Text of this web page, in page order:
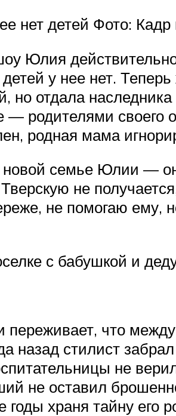
нет детей Фото:
Юлия
у нее нет.
но отдала
родителями своего
родная мама
новой семье Юлии —
не
не помогаю
с бабушкой и
что
назад стилист
не
не оставил
храня тайну его